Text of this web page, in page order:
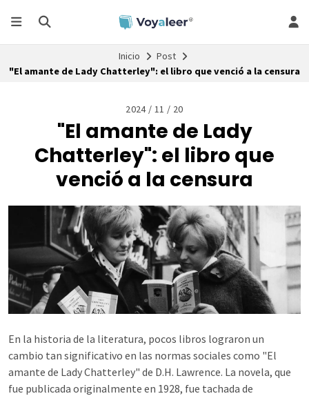
Inicio
Post
"El amante de Lady Chatterley": el libro que venció a la censura
2024 / 11 / 20
"El amante de Lady
Chatterley": el libro que
venció a la censura
En la historia de la literatura, pocos libros lograron un
cambio tan significativo en las normas sociales como "El
amante de Lady Chatterley" de D.H. Lawrence. La novela, que
fue publicada originalmente en 1928, fue tachada de